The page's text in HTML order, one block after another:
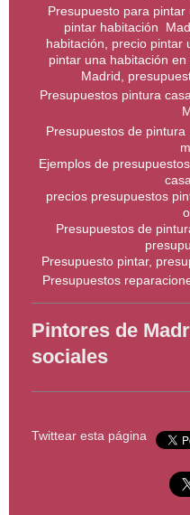
Presupuesto para
pintar habitación
habitación, precio pintar
pintar una habitación
Madrid,
Presupuestos pintura
Presupuestos de
Ejemplos de
precios presupuestos
Presupuestos de
Presupuesto pintar,
Presupuestos
Pintores de
sociales
Twittear esta página